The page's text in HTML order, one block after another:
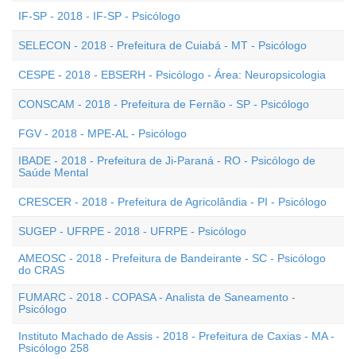
IF-SP - 2018 - IF-SP - Psicólogo
SELECON - 2018 - Prefeitura de Cuiabá - MT - Psicólogo
CESPE - 2018 - EBSERH - Psicólogo - Área: Neuropsicologia
CONSCAM - 2018 - Prefeitura de Fernão - SP - Psicólogo
FGV - 2018 - MPE-AL - Psicólogo
IBADE - 2018 - Prefeitura de Ji-Paraná - RO - Psicólogo de
Saúde Mental
CRESCER - 2018 - Prefeitura de Agricolândia - PI - Psicólogo
SUGEP - UFRPE - 2018 - UFRPE - Psicólogo
AMEOSC - 2018 - Prefeitura de Bandeirante - SC - Psicólogo
do CRAS
FUMARC - 2018 - COPASA - Analista de Saneamento -
Psicólogo
Instituto Machado de Assis - 2018 - Prefeitura de Caxias - MA -
Psicólogo 258